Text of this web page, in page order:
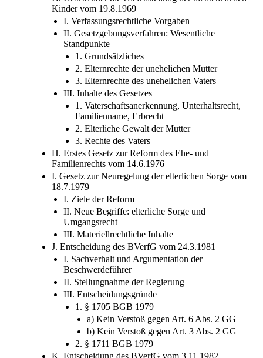
III. Antragsmodalitäten bei Ehelichkeitserklärung
G. Gesetz über die Gleichstellung der nichtehelichen
Kinder vom 19.8.1969
I. Verfassungsrechtliche Vorgaben
II. Gesetzgebungsverfahren: Wesentliche
Standpunkte
1. Grundsätzliches
2. Elternrechte der unehelichen Mutter
3. Elternrechte des unehelichen Vaters
III. Inhalte des Gesetzes
1. Vaterschaftsanerkennung, Unterhaltsrecht,
Familienname, Erbrecht
2. Elterliche Gewalt der Mutter
3. Rechte des Vaters
H. Erstes Gesetz zur Reform des Ehe- und
Familienrechts vom 14.6.1976
I. Gesetz zur Neuregelung der elterlichen Sorge vom
18.7.1979
I. Ziele der Reform
II. Neue Begriffe: elterliche Sorge und
Umgangsrecht
III. Materiellrechtliche Inhalte
J. Entscheidung des BVerfG vom 24.3.1981
I. Sachverhalt und Argumentation der
Beschwerdeführer
II. Stellungnahme der Regierung
III. Entscheidungsgründe
1. § 1705 BGB 1979
a) Kein Verstoß gegen Art. 6 Abs. 2 GG
b) Kein Verstoß gegen Art. 3 Abs. 2 GG